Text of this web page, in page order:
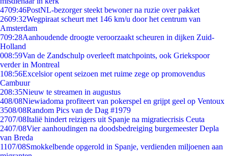
4709:46PostNL-bezorger steekt bewoner na ruzie over pakket
2609:32Wegpiraat scheurt met 146 km/u door het centrum van
Amsterdam
709:28Aanhoudende droogte veroorzaakt scheuren in dijken Zuid-
Holland
008:59Van de Zandschulp overleeft matchpoints, ook Griekspoor
verder in Montreal
108:56Excelsior opent seizoen met ruime zege op promovendus
Cambuur
208:35Nieuw te streamen in augustus
408/08Niewiadoma profiteert van pokerspel en grijpt geel op Ventoux
3508/08Random Pics van de Dag #1979
2707/08Italië hindert reizigers uit Spanje na migratiecrisis Ceuta
2407/08Vier aanhoudingen na doodsbedreiging burgemeester Depla
van Breda
1107/08Smokkelbende opgerold in Spanje, verdienden miljoenen aan